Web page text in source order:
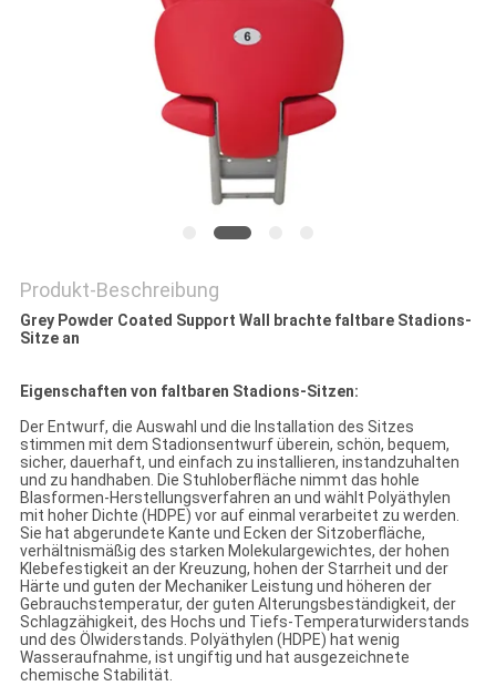
Produkt-Beschreibung
Grey Powder Coated Support Wall brachte faltbare Stadions-
Sitze an
Eigenschaften von faltbaren Stadions-Sitzen:
Der Entwurf, die Auswahl und die Installation des Sitzes
stimmen mit dem Stadionsentwurf überein, schön, bequem,
sicher, dauerhaft, und einfach zu installieren, instandzuhalten
und zu handhaben. Die Stuhloberfläche nimmt das hohle
Blasformen-Herstellungsverfahren an und wählt Polyäthylen
mit hoher Dichte (HDPE) vor auf einmal verarbeitet zu werden.
Sie hat abgerundete Kante und Ecken der Sitzoberfläche,
verhältnismäßig des starken Molekulargewichtes, der hohen
Klebefestigkeit an der Kreuzung, hohen der Starrheit und der
Härte und guten der Mechaniker Leistung und höheren der
Gebrauchstemperatur, der guten Alterungsbeständigkeit, der
Schlagzähigkeit, des Hochs und Tiefs-Temperaturwiderstands
und des Ölwiderstands. Polyäthylen (HDPE) hat wenig
Wasseraufnahme, ist ungiftig und hat ausgezeichnete
chemische Stabilität.